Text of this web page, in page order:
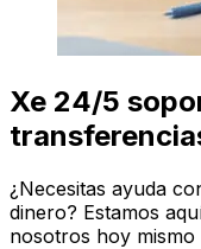
Xe 24/5
¿Necesitas ayuda
dinero? Estamos
nosotros hoy